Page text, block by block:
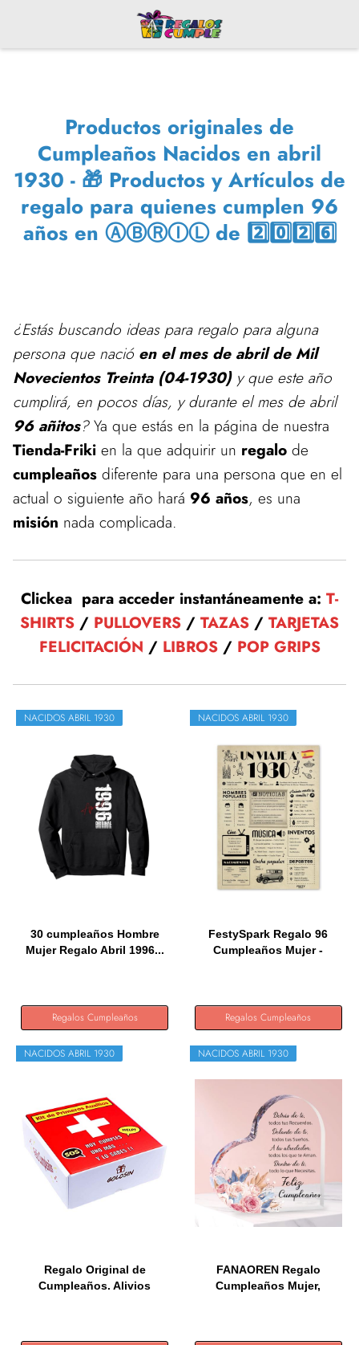
Productos originales de
Cumpleaños Nacidos en abril
1930 - 🎁 Productos y Artículos de
regalo para quienes cumplen 96
años en ⒶⒷⓇⒾⓁ de 2️⃣0️⃣2️⃣6️⃣
¿Estás buscando ideas para regalo para alguna
persona que nació en el mes de abril de Mil
Novecientos Treinta (04-1930)y que este año
cumplirá, en pocos días, y durante el mes de abril
96 añitos?Ya que estás en la página de nuestra
Tienda-Friki en la que adquirir un regalo de
cumpleaños diferente para una persona que en el
actual o siguiente año hará 96 años, es una
misión nada complicada.
Clickea para acceder instantáneamente a: T-
SHIRTS / PULLOVERS / TAZAS / TARJETAS
FELICITACIÓN / LIBROS/ POP GRIPS
NACIDOS ABRIL 1930
30 cumpleaños Hombre
Mujer Regalo Abril 1996...
Regalos Cumpleaños
NACIDOS ABRIL 1930
FestySpark Regalo 96
Cumpleaños Mujer -
Regalos Cumpleaños
NACIDOS ABRIL 1930
Regalo Original de
Cumpleaños. Alivios
NACIDOS ABRIL 1930
FANAOREN Regalo
Cumpleaños Mujer,